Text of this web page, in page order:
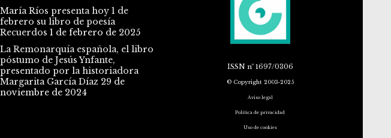
María Ríos presenta hoy 1 de
febrero su libro de poesía
Recuerdos 1 de febrero de 2025
La Remonarquía española, el libro
póstumo de Jesús Ynfante,
presentado por la historiadora
Margarita García Díaz 29 de
noviembre de 2024
ISSNnº 1697/0306
© Copyright 2003-2025
Aviso legal
Política de privacidad
Uso de cookies